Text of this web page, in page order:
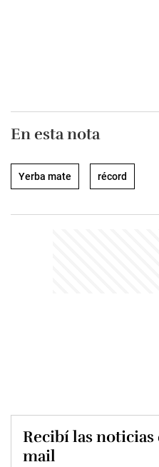
En esta nota
Yerba mate récord
Recibí las
mail